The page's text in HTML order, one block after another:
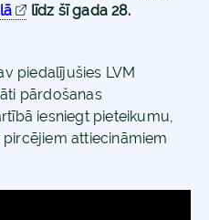
līdz šī gada 28.
piedalījušies LVM
pārdošanas
iesniegt pieteikumu,
attiecināmiem